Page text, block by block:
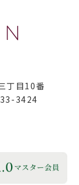
丁目10番
3424